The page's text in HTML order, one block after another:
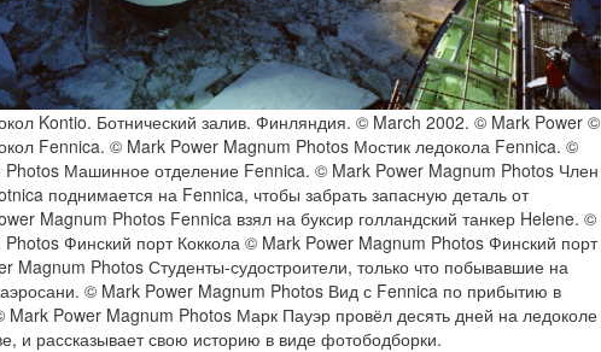
Kontio. Ботнический залив. Финляндия. © March 2002. © Mark Power ©
Fennica. © Mark Power Magnum Photos Мостик ледокола Fennica. ©
Photos Машинное отделение Fennica. © Mark Power Magnum Photos Член
поднимается на Fennica, чтобы забрать запасную деталь от
Magnum Photos Fennica взял на буксир голландский танкер Helene. ©
Финский порт Коккола © Mark Power Magnum Photos Финский порт
Magnum Photos Студенты-судостроители, только что побывавшие на
© Mark Power Magnum Photos Вид с Fennica по прибытию в
Mark Power Magnum Photos Марк Пауэр провёл десять дней на ледоколе
и рассказывает свою историю в виде фотободборки.